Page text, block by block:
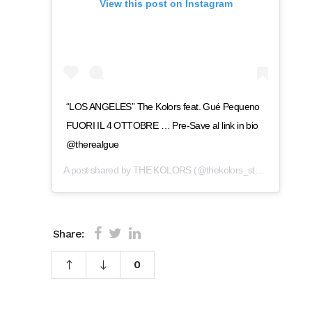
View this post on Instagram
“LOS ANGELES” The Kolors feat. Gué Pequeno
FUORI IL 4 OTTOBRE … Pre-Save al link in bio
@therealgue
A post shared byTHE KOLORS(@thekolors_stash) on
Share:
0